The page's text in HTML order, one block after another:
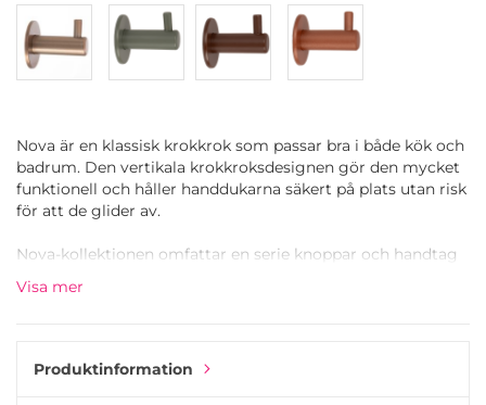
Nova är en klassisk krokkrok som passar bra i både kök och
badrum. Den vertikala krokkroksdesignen gör den mycket
funktionell och håller handdukarna säkert på plats utan risk
för att de glider av.
Nova-kollektionen omfattar en serie knoppar och handtag
som är tillverkade med exceptionell uppmärksamhet på
detaljer. Varje del är skuren i rostfritt stål, sedan fräst och
Alla produkter i Nova-serien är pulverlackerade. Till skillnad
Visa mer
Produktinformation